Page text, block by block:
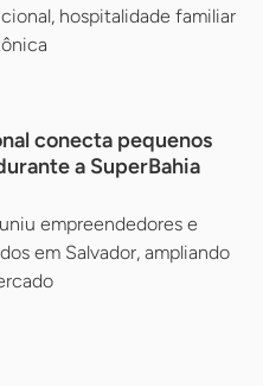
hospitalidade familiar
conecta pequenos
a SuperBahia
empreendedores e
em Salvador, ampliando